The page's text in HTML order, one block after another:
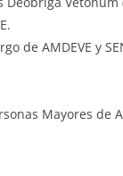
de AMDEVE y
Mayores de